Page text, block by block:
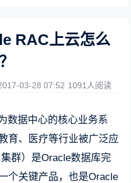
RAC上云怎么
03-28 07:52 1091人阅读
数据中心的核心业务系
育、医疗等行业被广泛应
群）是Oracle数据库完
个关键产品，也是Oracle